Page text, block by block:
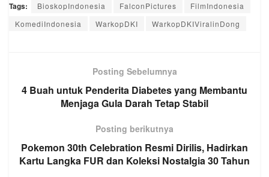
Tags: BioskopIndonesia FalconPictures
FilmIndonesia
KomediIndonesia
WarkopDKI WarkopDKIViralinDong
Posting Sebelumnya
4 Buah untuk Penderita Diabetes yang Membantu
Menjaga Gula Darah Tetap Stabil
Posting berikutnya
Pokemon 30th Celebration Resmi Dirilis, Hadirkan
Kartu Langka FUR dan Koleksi Nostalgia 30 Tahun